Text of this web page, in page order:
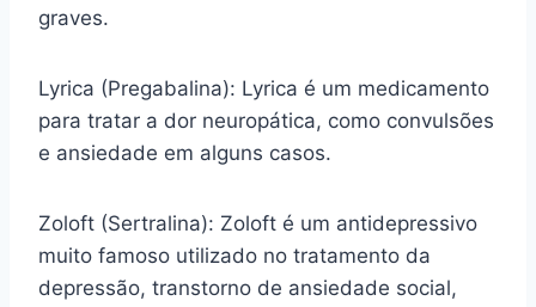
graves.
Lyrica (Pregabalina): Lyrica é um medicamento
para tratar a dor neuropática, como convulsões
e ansiedade em alguns casos.
Zoloft (Sertralina): Zoloft é um antidepressivo
muito famoso utilizado no tratamento da
depressão, transtorno de ansiedade social,